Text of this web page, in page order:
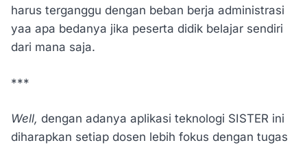
harus terganggu dengan beban berja administrasi
yaa apa bedanya jika peserta didik belajar sendiri
dari mana saja.
***
Well, dengan adanya aplikasi teknologi SISTER ini
diharapkan setiap dosen lebih fokus dengan tugas